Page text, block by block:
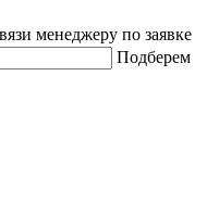
менеджеру по заявке
Подберем